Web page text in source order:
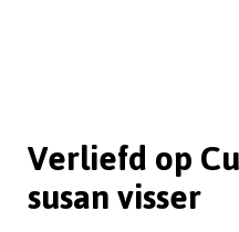
Verliefd op
susan visser